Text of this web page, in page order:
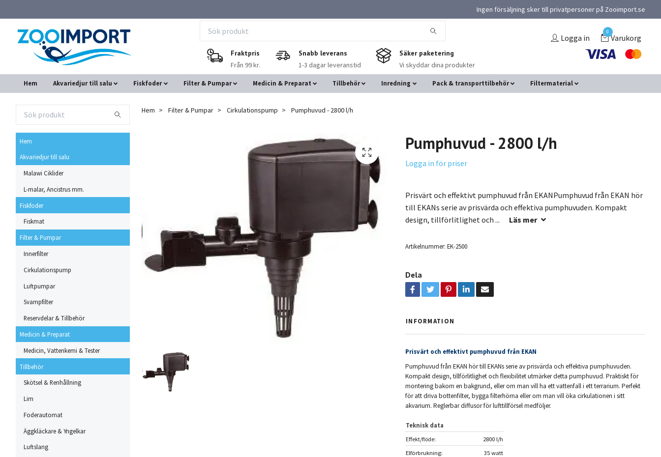
Ingen försäljning sker till privatpersoner på Zooimport.se
Fraktpris
Från 99 kr.
Snabb leverans
1-3 dagar leveranstid
Säker paketering
Vi skyddar dina produkter
Logga in
0
Varukorg
Hem Akvariedjur till salu Fiskfoder Filter & Pumpar Medicin & Preparat Tillbehör Inredning Pack & transporttilbehör Filtermaterial
Hem
Akvariedjur till salu
Malawi Ciklider
L-malar, Ancistrus mm.
Fiskfoder
Fiskmat
Filter & Pumpar
Innerfilter
Cirkulationspump
Luftpumpar
Svampfilter
Reservdelar & Tillbehör
Medicin & Preparat
Medicin, Vattenkemi & Tester
Tillbehör
Skötsel & Renhållning
Lim
Foderautomat
Äggkläckare & Yngelkar
Luftslang
Hem Filter & Pumpar Cirkulationspump Pumphuvud - 2800 l/h
Pumphuvud - 2800 l/h
Logga in för priser
Prisvärt och effektivt pumphuvud från EKANPumphuvud från EKAN hör
till EKANs serie av prisvärda och effektiva pumphuvuden. Kompakt
design, tillförlitlighet och ...
Läs mer
Artikelnummer: EK-2500
Dela
INFORMATION
Prisvärt och effektivt pumphuvud från EKAN
Pumphuvud från EKAN hör till EKANs serie av prisvärda och effektiva pumphuvuden.
Kompakt design, tillförlitlighet och flexibilitet utmärker detta pumphuvud. Praktiskt för
montering bakom en bakgrund, eller om man vill ha ett vattenfall i ett terrarium. Perfekt
för att driva bottenfilter, bygga filterhörna eller om man vill öka cirkulationen i sitt
akvarium. Reglerbar diffusor för lufttillförsel medföljer.
Teknisk data
Effekt/flöde:
2800 l/h
Elförbrukning:
35 watt